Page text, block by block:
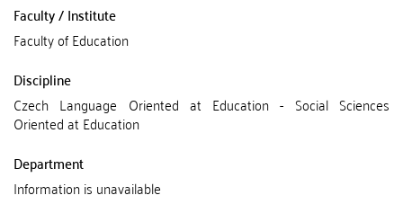
Faculty / Institute
Faculty of Education
Discipline
Czech Language Oriented at Education - Social Sciences
Oriented at Education
Department
Information is unavailable